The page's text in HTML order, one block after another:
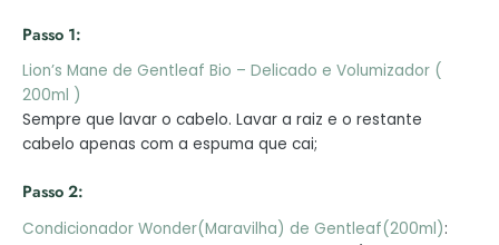
Passo 1:
Lion’s Mane de Gentleaf Bio – Delicado e Volumizador (
200ml )
Sempre que lavar o cabelo. Lavar a raiz e o restante
cabelo apenas com a espuma que cai;
Passo 2:
Condicionador Wonder(Maravilha) de Gentleaf(200ml):